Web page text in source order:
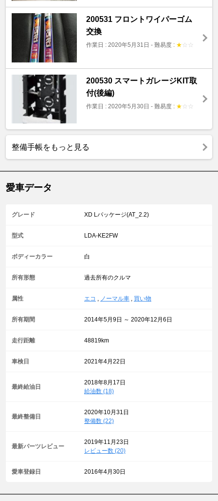
200531 フロントワイパーゴム
交換
作業日 : 2020年5月31日 - 難易度 : ★ ☆ ☆
200530 スマートガレージKIT取
付(後編)
作業日 : 2020年5月30日 - 難易度 : ★ ☆ ☆
整備手帳をもっと見る
愛車データ
グレード XD Lパッケージ(AT_2.2)
型式 LDA-KE2FW
ボディーカラー 白
所有形態 過去所有のクルマ
属性 エコ , ノーマル車 , 買い物
所有期間 2014年5月9日 ～ 2020年12月6日
走行距離 48819km
車検日 2021年4月22日
最終給油日
2018年8月17日
給油数 (18)
最終整備日
2020年10月31日
整備数 (22)
最新パーツレビュー
2019年11月23日
レビュー数 (20)
愛車登録日 2016年4月30日